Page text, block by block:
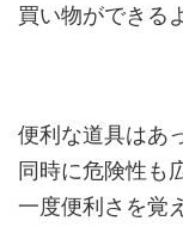
買い物ができる
便利な道具はあ
同時に危険性も
一度便利さを覚